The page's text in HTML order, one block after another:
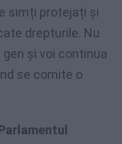
simți protejați și
drepturile. Nu
și voi continua
se comite o